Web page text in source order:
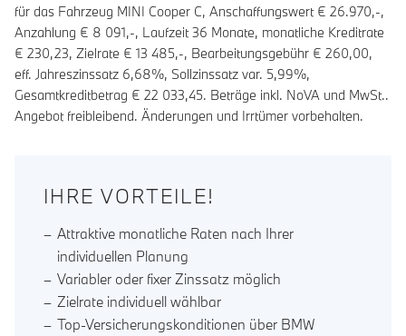
für das Fahrzeug MINI Cooper C, Anschaffungswert € 26.970,-,
Anzahlung € 8 091,-, Laufzeit36 Monate, monatliche Kreditrate
€ 230,23, Zielrate € 13 485,-, Bearbeitungsgebühr € 260,00,
eff. Jahreszinssatz 6,68%, Sollzinssatz var. 5,99%,
Gesamtkreditbetrag € 22 033,45. Beträge inkl. NoVA und MwSt..
Angebot freibleibend. Änderungen und Irrtümer vorbehalten.
IHRE VORTEILE!
Attraktive monatliche Raten nach Ihrer
individuellen Planung
Variabler oder fixer Zinssatz möglich
Zielrate individuell wählbar
Top-Versicherungskonditionen über BMW